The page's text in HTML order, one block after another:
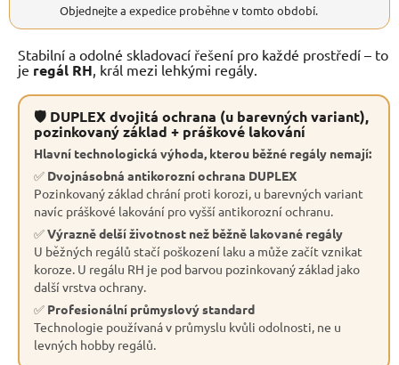
Objednejte a expedice proběhne v tomto období.
Stabilní a odolné skladovací řešení pro každé prostředí – to
je regál RH , král mezi lehkými regály.
🛡 DUPLEX dvojitá ochrana (u barevných variant),
pozinkovaný základ + práškové lakování
Hlavní technologická výhoda, kterou běžné regály nemají:
✅ Dvojnásobná antikorozní ochrana DUPLEX
Pozinkovaný základ chrání proti korozi, u barevných variant
navíc práškové lakování pro vyšší antikorozní ochranu.
✅Výrazně delší životnost než běžně lakované regály
U běžných regálů stačí poškození laku a může začít vznikat
koroze. U regálu RH je pod barvou pozinkovaný základ jako
další vrstva ochrany.
✅ Profesionální průmyslový standard
Technologie používaná v průmyslu kvůli odolnosti, ne u
levných hobby regálů.